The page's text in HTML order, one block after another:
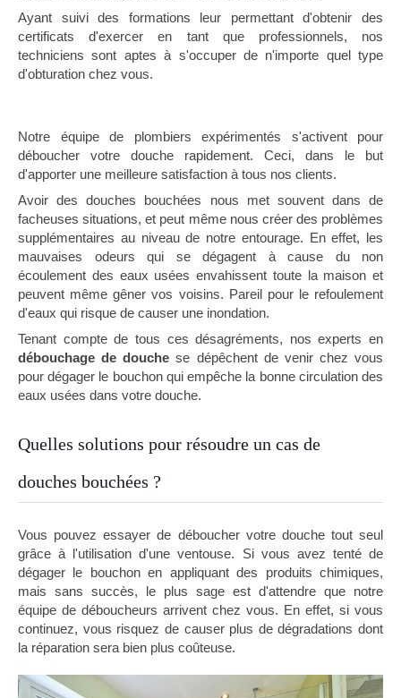
Ayant suivi des formations leur permettant d'obtenir des
certificats d'exercer en tant que professionnels, nos
techniciens sont aptes à s'occuper de n'importe quel type
d'obturation chez vous.
Notre équipe de plombiers expérimentés s'activent pour
déboucher votre douche rapidement. Ceci, dans le but
d'apporter une meilleure satisfaction à tous nos clients.
Avoir des douches bouchées nous met souvent dans de
facheuses situations, et peut même nous créer des problèmes
supplémentaires au niveau de notre entourage. En effet, les
mauvaises odeurs qui se dégagent à cause du non
écoulement des eaux usées envahissent toute la maison et
peuvent même gêner vos voisins. Pareil pour le refoulement
d'eaux qui risque de causer une inondation.
Tenant compte de tous ces désagréments, nos experts en
débouchage de douche se dépêchent de venir chez vous
pour dégager le bouchon qui empêche la bonne circulation des
eaux usées dans votre douche.
Quelles solutions pour résoudre un cas de
douches bouchées ?
Vous pouvez essayer de déboucher votre douche tout seul
grâce à l'utilisation d'une ventouse. Si vous avez tenté de
dégager le bouchon en appliquant des produits chimiques,
mais sans succès, le plus sage est d'attendre que notre
équipe de déboucheurs arrivent chez vous. En effet, si vous
continuez, vous risquez de causer plus de dégradations dont
la réparation sera bien plus coûteuse.